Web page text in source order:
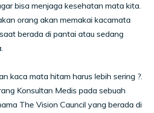
bisa menjaga kesehatan mata kita.
orang akan memakai kacamata
berada di pantai atau sedang
kaca mata hitam harus lebih sering ?.
Konsultan Medis pada sebuah
The Vision Cauncil yang berada di